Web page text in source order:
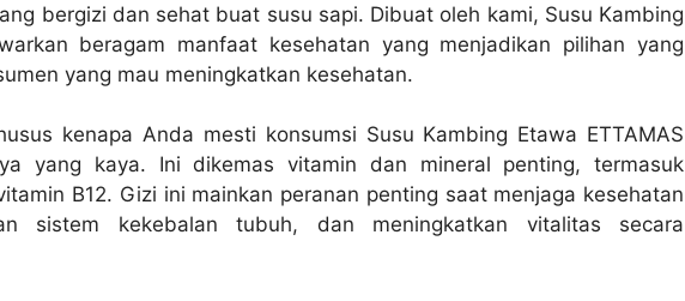
bergizi dan sehat buat susu sapi. Dibuat oleh kami, Susu Kambing
beragam manfaat kesehatan yang menjadikan pilihan yang
yang mau meningkatkan kesehatan.
kenapa Anda mesti konsumsi Susu Kambing Etawa ETTAMAS
yang kaya. Ini dikemas vitamin dan mineral penting, termasuk
B12. Gizi ini mainkan peranan penting saat menjaga kesehatan
sistem kekebalan tubuh, dan meningkatkan vitalitas secara